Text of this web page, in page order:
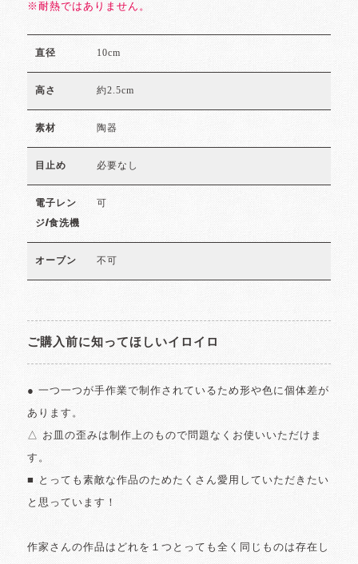
※耐熱ではありません。
直径 10cm
高さ 約2.5cm
素材 陶器
目止め 必要なし
電子レン
ジ/食洗機
可
オーブン 不可
ご購入前に知ってほしいイロイロ
● 一つ一つが手作業で制作されているため形や色に個体差が
あります。
△ お皿の歪みは制作上のもので問題なくお使いいただけま
す。
■ とっても素敵な作品のためたくさん愛用していただきたい
と思っています！
作家さんの作品はどれを１つとっても全く同じものは存在し